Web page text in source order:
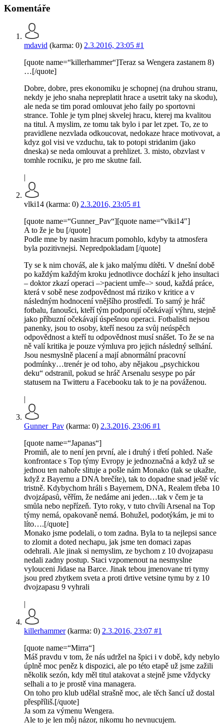
Komentáře
mdavid (karma: 0) 2.3.2016, 23:05 #1
[quote name=“killerhammer“]Teraz sa Wengera zastanem 8)
…[/quote]
Dobre, dobre, pres ekonomiku je schopnej (na druhou stranu,
nekdy je jeho snaha nepreplatit hrace a usetrit taky na skodu),
ale neda se tim porad omlouvat jeho faily po sportovni
strance. Tohle je tym plnej skvelej hracu, kterej ma kvalitou
na titul. A myslim, ze tomu tak bylo i par let zpet. To, ze to
pravidlene nezvlada odkoucovat, nedokaze hrace motivovat, a
kdyz gol visi ve vzduchu, tak to potopi stridanim (jako
dneska) se neda omlouvat a prehlizet. 3. misto, obzvlast v
tomhle rocniku, je pro me skutne fail.
|
vlki14 (karma: 0) 2.3.2016, 23:05 #1
[quote name=“Gunner_Pav“][quote name=“vlki14″]
A to že je bu [/quote]
Podle mne by nasim hracum pomohlo, kdyby ta atmosfera
byla pozitivnejsi. Nepredpokladam [/quote]
Ty se k nim chováš, ale k jako malýmu dítěti. V dnešní době
po každým každým kroku jednotlivce dochází k jeho insultaci
– doktor zkazí operaci –>pacient umře–> soud, každá práce,
která v sobě nese zodpovědnost má riziko v kritice a v
následným hodnocení vnějšího prostředí. To samý je hráč
fotbalu, fanoušci, kteří tým podporují očekávají výhru, stejně
jako příbuzní očekávají úspešnou operaci. Fotbalisti nejsou
panenky, jsou to osoby, kteří nesou za svůj neúspěch
odpovědnost a kteří tu odpovědnost musí snášet. To že se na
ně valí kritika je pouze výmluva pro jejich následný selhání.
Jsou nesmyslně placení a mají abnormální pracovní
podmínky…trenér je od toho, aby nějakou „psychickou
deku“ odstranil, pokud se hráč Arsenalu sesype po pár
statusem na Twitteru a Facebooku tak to je na pováženou.
|
Gunner_Pav (karma: 0) 2.3.2016, 23:06 #1
[quote name=“Japanas“]
Promiň, ale to není jen první, ale i druhý i třetí pohled. Naše
konfrontace s Top týmy Evropy je jednoznačná a když už se
jednou ten nahoře slituje a pošle nám Monako (tak se ukažte,
když z Bayernu a DNA brečíte), tak to dopadne snad ještě víc
tristně. Kdybychom hráli s Bayernem, DNA, Realem třeba 10
dvojzápasů, věřím, že nedáme ani jeden…tak v čem je ta
smůla nebo nepřízeň. Tyto roky, v tuto chvíli Arsenal na Top
týmy nemá, opakovaně nemá. Bohužel, podotýkám, je mi to
líto….[/quote]
Monako jsme podelali, o tom zadna. Byla to ta nejlepsi sance
to zlomit a doted nechapu, jak jsme ten domaci zapas
odehrali. Ale jinak si nemyslim, ze bychom z 10 dvojzapasu
nedali zadny postup. Staci vzpomenout na nesmyslne
vylouceni Jidase na Barce. Jinak tebou jmenovane tri tymy
jsou pred zbytkem sveta a proti drtive vetsine tymu by z 10
dvojzapasu 9 vyhrali
|
killerhammer(karma: 0) 2.3.2016, 23:07 #1
[quote name=“Mirra“]
Máš pravdu v tom, že nás udržel na špici i v době, kdy nebylo
úplně moc peněz k dispozici, ale po této etapě už jsme zažili
několik sezón, kdy měl titul atakovat a stejně jsme vždycky
selhali a to je prostě vina managera.
On toho pro klub udělal strašně moc, ale těch šancí už dostal
přespříliš.[/quote]
Ja som za výmenu Wengera.
Ale to je len môj názor, nikomu ho nevnucujem.